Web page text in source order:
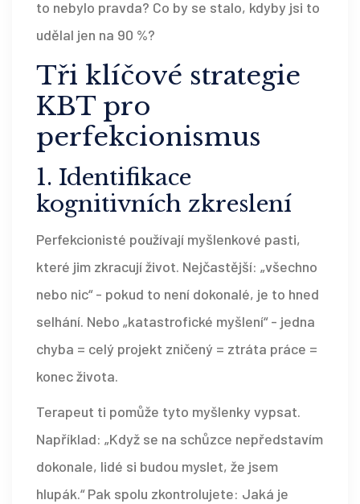
to nebylo pravda? Co by se stalo, kdyby jsi to
udělal jen na 90 %?
Tři klíčové strategie
KBT pro
perfekcionismus
1. Identifikace
kognitivních zkreslení
Perfekcionisté používají myšlenkové pasti,
které jim zkracují život. Nejčastější: „všechno
nebo nic“ - pokud to není dokonalé, je to hned
selhání. Nebo „katastrofické myšlení“ - jedna
chyba = celý projekt zničený = ztráta práce =
konec života.
Terapeut ti pomůže tyto myšlenky vypsat.
Například: „Když se na schůzce nepředstavím
dokonale, lidé si budou myslet, že jsem
hlupák.“ Pak spolu zkontrolujete: Jaká je